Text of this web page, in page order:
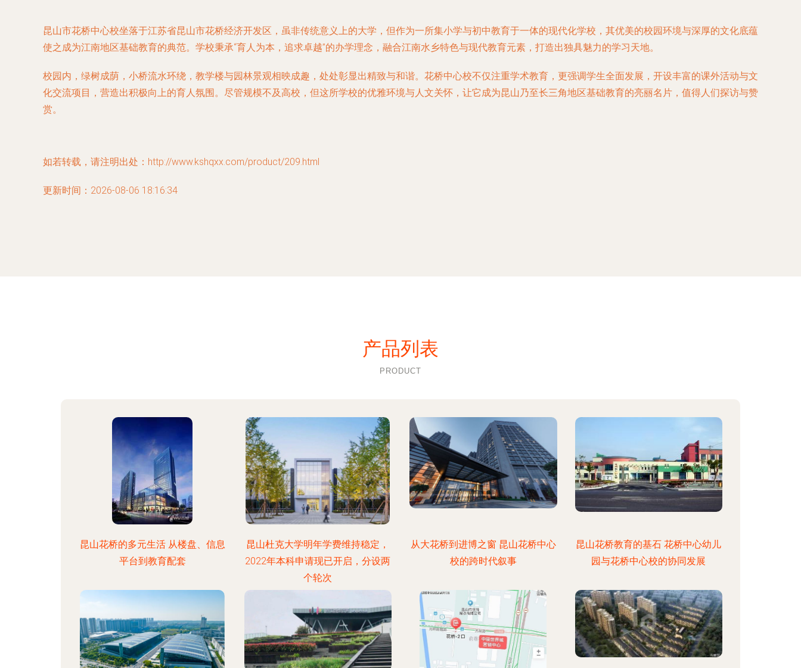
昆山市花桥中心校坐落于江苏省昆山市花桥经济开发区，虽非传统意义上的大学，但作为一所集小学与初中教育于一体的现代化学校，其优美的校园环境与深厚的文化底蕴
使之成为江南地区基础教育的典范。学校秉承“育人为本，追求卓越”的办学理念，融合江南水乡特色与现代教育元素，打造出独具魅力的学习天地。
校园内，绿树成荫，小桥流水环绕，教学楼与园林景观相映成趣，处处彰显出精致与和谐。花桥中心校不仅注重学术教育，更强调学生全面发展，开设丰富的课外活动与文
化交流项目，营造出积极向上的育人氛围。尽管规模不及高校，但这所学校的优雅环境与人文关怀，让它成为昆山乃至长三角地区基础教育的亮丽名片，值得人们探访与赞
赏。
如若转载，请注明出处：http://www.kshqxx.com/product/209.html
更新时间：2026-08-06 18:16:34
产品列表
PRODUCT
昆山花桥的多元生活 从楼盘、信息
平台到教育配套
昆山杜克大学明年学费维持稳定，
2022年本科申请现已开启，分设两
个轮次
从大花桥到进博之窗 昆山花桥中心
校的跨时代叙事
昆山花桥教育的基石 花桥中心幼儿
园与花桥中心校的协同发展